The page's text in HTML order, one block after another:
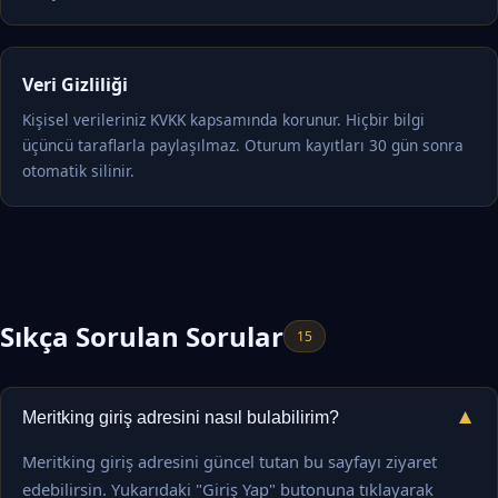
Veri Gizliliği
Kişisel verileriniz KVKK kapsamında korunur. Hiçbir bilgi
üçüncü taraflarla paylaşılmaz. Oturum kayıtları 30 gün sonra
otomatik silinir.
Sıkça Sorulan Sorular 15
Meritking giriş adresini nasıl bulabilirim? ▼
Meritking giriş adresini güncel tutan bu sayfayı ziyaret
edebilirsin. Yukarıdaki "Giriş Yap" butonuna tıklayarak